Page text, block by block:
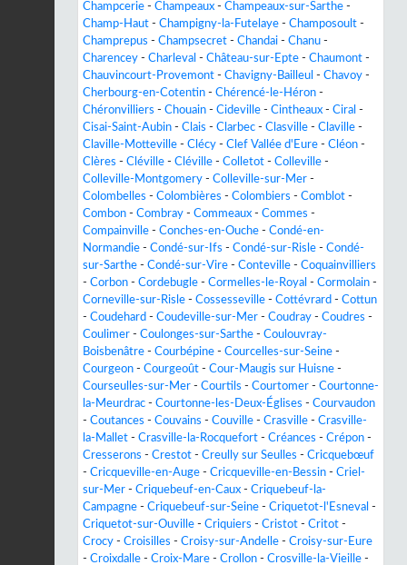
Champcerie - Champeaux - Champeaux-sur-Sarthe -
Champ-Haut - Champigny-la-Futelaye - Champosoult -
Champrepus - Champsecret - Chandai - Chanu -
Charencey - Charleval - Château-sur-Epte - Chaumont -
Chauvincourt-Provemont - Chavigny-Bailleul - Chavoy -
Cherbourg-en-Cotentin - Chérencé-le-Héron -
Chéronvilliers - Chouain - Cideville - Cintheaux - Ciral -
Cisai-Saint-Aubin - Clais - Clarbec - Clasville - Claville -
Claville-Motteville - Clécy - Clef Vallée d'Eure - Cléon -
Clères - Cléville - Cléville - Colletot - Colleville -
Colleville-Montgomery - Colleville-sur-Mer -
Colombelles - Colombières - Colombiers - Comblot -
Combon - Combray - Commeaux - Commes -
Compainville - Conches-en-Ouche - Condé-en-
Normandie - Condé-sur-Ifs - Condé-sur-Risle - Condé-
sur-Sarthe - Condé-sur-Vire - Conteville - Coquainvilliers
- Corbon - Cordebugle - Cormelles-le-Royal - Cormolain -
Corneville-sur-Risle - Cossesseville - Cottévrard - Cottun
- Coudehard - Coudeville-sur-Mer - Coudray - Coudres -
Coulimer - Coulonges-sur-Sarthe - Coulouvray-
Boisbenâtre - Courbépine - Courcelles-sur-Seine -
Courgeon - Courgeoût - Cour-Maugis sur Huisne -
Courseulles-sur-Mer - Courtils - Courtomer - Courtonne-
la-Meurdrac - Courtonne-les-Deux-Églises - Courvaudon
- Coutances - Couvains - Couville - Crasville - Crasville-
la-Mallet - Crasville-la-Rocquefort - Créances - Crépon -
Cresserons - Crestot - Creully sur Seulles - Cricquebœuf
- Cricqueville-en-Auge - Cricqueville-en-Bessin - Criel-
sur-Mer - Criquebeuf-en-Caux - Criquebeuf-la-
Campagne - Criquebeuf-sur-Seine - Criquetot-l'Esneval -
Criquetot-sur-Ouville - Criquiers - Cristot - Critot -
Crocy - Croisilles - Croisy-sur-Andelle - Croisy-sur-Eure
- Croixdalle - Croix-Mare - Crollon - Crosville-la-Vieille -